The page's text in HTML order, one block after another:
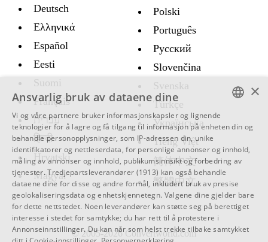
Deutsch
Ελληνικά
Español
Eesti
Suomi
Français
עברית
हिन्दी
Hrvatski
Magyar
Polski
Português
Русский
Slovenčina
Svenska
Türkçe
Украïнська
Tiếng Việt
简体中文
繁體中文
© 2005-2026 Convertworld.com
ENGLISH
SWEDISH
SPANISH
CATALAN
ARABIC
BULGARIAN
×
Ansvarlig bruk av dataene dine
Vi og våre partnere bruker informasjonskapsler og lignende
teknologier for å lagre og få tilgang til informasjon på enheten din og
behandle personopplysninger, som IP-adressen din, unike
identifikatorer og nettleserdata, for personlige annonser og innhold,
måling av annonser og innhold, publikumsinnsikt og forbedring av
tjenester.Tredjepartsleverandører (1913) kan også behandle
dataene dine for disse og andre formål, inkludert bruk av presise
geolokaliseringsdata og enhetskjennetegn. Valgene dine gjelder bare
for dette nettstedet. Noen leverandører kan støtte seg på berettiget
interesse i stedet for samtykke; du har rett til å protestere i
Annonseinnstillinger. Du kan når som helst trekke tilbake samtykket